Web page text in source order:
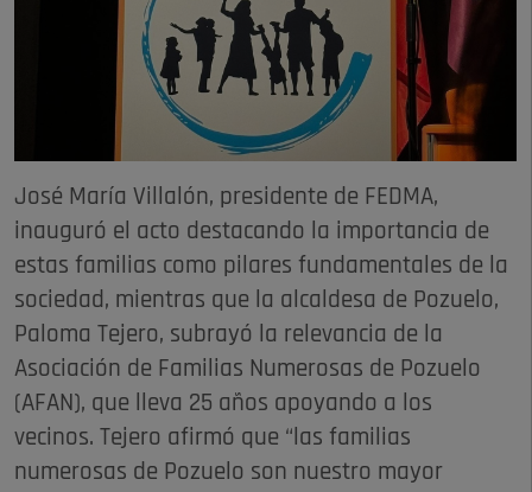
José María Villalón, presidente de FEDMA,
inauguró el acto destacando la importancia de
estas familias como pilares fundamentales de la
sociedad, mientras que la alcaldesa de Pozuelo,
Paloma Tejero, subrayó la relevancia de la
Asociación de Familias Numerosas de Pozuelo
(AFAN), que lleva 25 años apoyando a los
vecinos. Tejero afirmó que “las familias
numerosas de Pozuelo son nuestro mayor